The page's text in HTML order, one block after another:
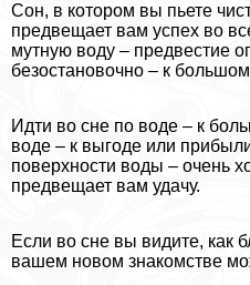
Сон, в котором вы пьете
предвещает вам успех во
мутную воду – предвестие
безостановочно – к
Идти во сне по воде – к
воде – к выгоде или
поверхности воды – очень
предвещает вам удачу.
Если во сне вы видите, как
вашем новом знакомстве